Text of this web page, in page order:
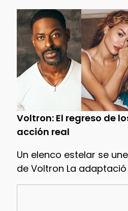
Voltron: El regreso de
acción real
Un elenco estelar se
de Voltron La adaptació